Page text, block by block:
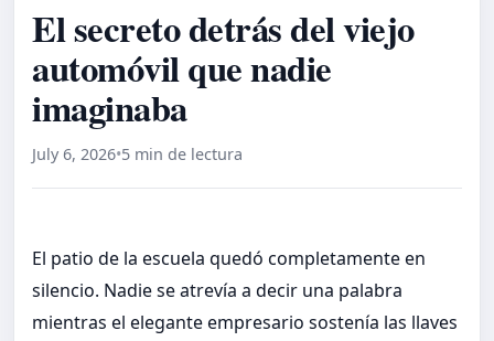
El secreto detrás del viejo
automóvil que nadie
imaginaba
July 6, 2026•5 min de lectura
El patio de la escuela quedó completamente en
silencio. Nadie se atrevía a decir una palabra
mientras el elegante empresario sostenía las llaves